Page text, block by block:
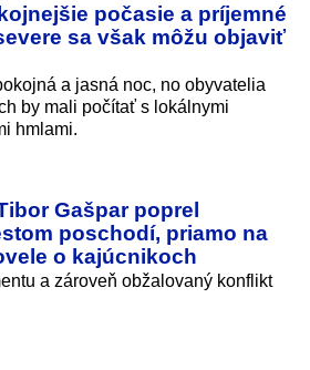
počasie a príjemné
sa však môžu objaviť
a jasná noc, no obyvatelia
by mali počítať s lokálnymi
hmlami.
Gašpar poprel
poschodí, priamo na
o kajúcnikoch
a zároveň obžalovaný konflikt